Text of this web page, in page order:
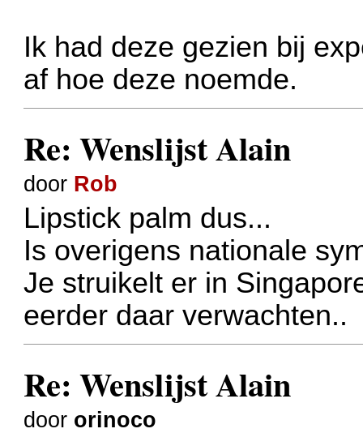
Ik had deze gezien bij
af hoe deze noemde.
Re: Wenslijst Alain
door Rob
Lipstick palm dus...
Is overigens nationale
Je struikelt er in
eerder daar verwachten..
Re: Wenslijst Alain
door orinoco